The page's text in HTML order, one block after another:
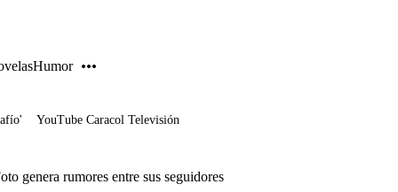
Humor
YouTube Caracol Televisión
genera rumores entre sus seguidores